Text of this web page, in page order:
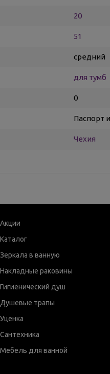
20
51
средний
для тумб
0
Паспорт
Чехия
Акции
Каталог
Зеркала в ванную
Накладные раковины
Гигиенический душ
Душевые трапы
Уценка
Сантехника
Мебель для ванной